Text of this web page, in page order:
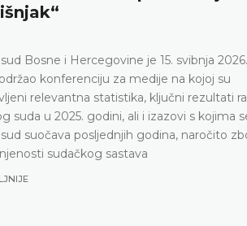
Bosne i Hercegovine je 15. svibnja 2026.
konferenciju za medije na kojoj su
relevantna statistika, ključni rezultati
suda u 2025. godini, ali i izazovi s kojima
suočava posljednjih godina, naročito
sudačkog sastava